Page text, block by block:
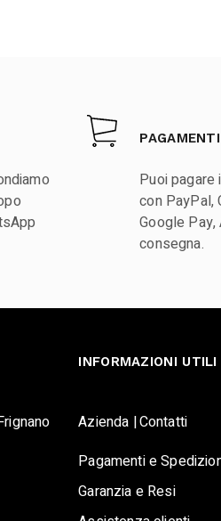
Puoi
con PayPal,
Google Pay,
consegna.
INFORMAZIONI UTILI
Azienda |Contatti
Pagamenti e
Garanzia e Resi